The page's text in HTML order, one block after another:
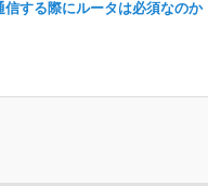
する際にルータは必須なのか